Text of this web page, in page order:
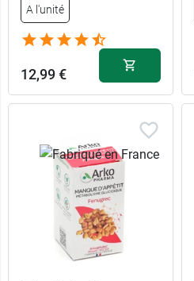
60 gélules
19,98 €
A l'unité
12,99 €